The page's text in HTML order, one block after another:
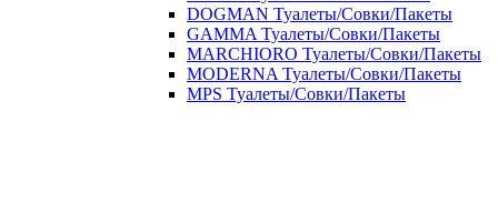
DOGMAN Туалеты/Совки/Пакеты
GAMMA Туалеты/Совки/Пакеты
MARCHIORO Туалеты/Совки/Пакеты
MODERNA Туалеты/Совки/Пакеты
MPS Туалеты/Совки/Пакеты